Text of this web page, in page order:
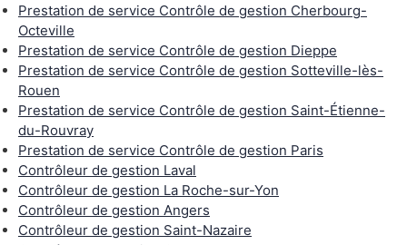
Prestation de service Contrôle de gestion Cherbourg-
Octeville
Prestation de service Contrôle de gestion Dieppe
Prestation de service Contrôle de gestion Sotteville-lès-
Rouen
Prestation de service Contrôle de gestion Saint-Étienne-
du-Rouvray
Prestation de service Contrôle de gestion Paris
Contrôleur de gestion Laval
Contrôleur de gestion La Roche-sur-Yon
Contrôleur de gestion Angers
Contrôleur de gestion Saint-Nazaire